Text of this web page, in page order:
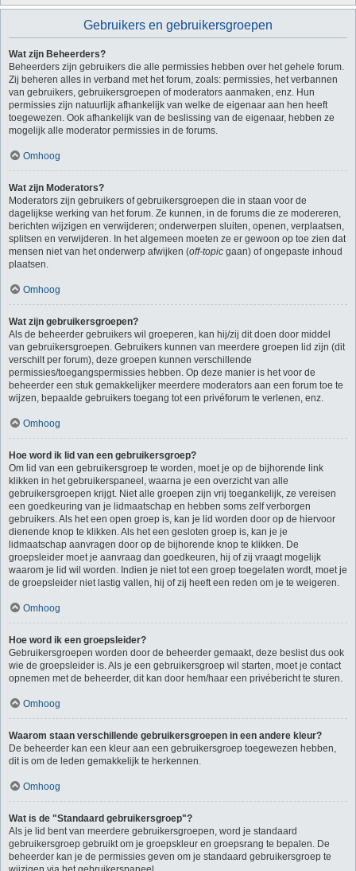
Gebruikers en gebruikersgroepen
Wat zijn Beheerders?
Beheerders zijn gebruikers die alle permissies hebben over het gehele forum.
Zij beheren alles in verband met het forum, zoals: permissies, het verbannen
van gebruikers, gebruikersgroepen of moderators aanmaken, enz. Hun
permissies zijn natuurlijk afhankelijk van welke de eigenaar aan hen heeft
toegewezen. Ook afhankelijk van de beslissing van de eigenaar, hebben ze
mogelijk alle moderator permissies in de forums.
Omhoog
Wat zijn Moderators?
Moderators zijn gebruikers of gebruikersgroepen die in staan voor de
dagelijkse werking van het forum. Ze kunnen, in de forums die ze modereren,
berichten wijzigen en verwijderen; onderwerpen sluiten, openen, verplaatsen,
splitsen en verwijderen. In het algemeen moeten ze er gewoon op toe zien dat
mensen niet van het onderwerp afwijken (off-topic gaan) of ongepaste inhoud
plaatsen.
Omhoog
Wat zijn gebruikersgroepen?
Als de beheerder gebruikers wil groeperen, kan hij/zij dit doen door middel
van gebruikersgroepen. Gebruikers kunnen van meerdere groepen lid zijn (dit
verschilt per forum), deze groepen kunnen verschillende
permissies/toegangspermissies hebben. Op deze manier is het voor de
beheerder een stuk gemakkelijker meerdere moderators aan een forum toe te
wijzen, bepaalde gebruikers toegang tot een privéforum te verlenen, enz.
Omhoog
Hoe word ik lid van een gebruikersgroep?
Om lid van een gebruikersgroep te worden, moet je op de bijhorende link
klikken in het gebruikerspaneel, waarna je een overzicht van alle
gebruikersgroepen krijgt. Niet alle groepen zijn vrij toegankelijk, ze vereisen
een goedkeuring van je lidmaatschap en hebben soms zelf verborgen
gebruikers. Als het een open groep is, kan je lid worden door op de hiervoor
dienende knop te klikken. Als het een gesloten groep is, kan je je
lidmaatschap aanvragen door op de bijhorende knop te klikken. De
groepsleider moet je aanvraag dan goedkeuren, hij of zij vraagt mogelijk
waarom je lid wil worden. Indien je niet tot een groep toegelaten wordt, moet je
de groepsleider niet lastig vallen, hij of zij heeft een reden om je te weigeren.
Omhoog
Hoe word ik een groepsleider?
Gebruikersgroepen worden door de beheerder gemaakt, deze beslist dus ook
wie de groepsleider is. Als je een gebruikersgroep wil starten, moet je contact
opnemen met de beheerder, dit kan door hem/haar een privébericht te sturen.
Omhoog
Waarom staan verschillende gebruikersgroepen in een andere kleur?
De beheerder kan een kleur aan een gebruikersgroep toegewezen hebben,
dit is om de leden gemakkelijk te herkennen.
Omhoog
Wat is de "Standaard gebruikersgroep"?
Als je lid bent van meerdere gebruikersgroepen, word je standaard
gebruikersgroep gebruikt om je groepskleur en groepsrang te bepalen. De
beheerder kan je de permissies geven om je standaard gebruikersgroep te